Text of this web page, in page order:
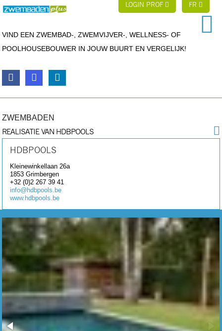
LOGIN PROF FR
VIND EEN ZWEMBAD-, ZWEMVIJVER-, WELLNESS- OF
POOLHOUSEBOUWER IN JOUW BUURT EN VERGELIJK!
ZWEMBADEN
REALISATIE VAN HDBPOOLS
HDBPOOLS
Kleinewinkellaan 26a
1853Grimbergen
+32 (0)2 267 39 41
info@hdbpools.be
www.hdbpools.be